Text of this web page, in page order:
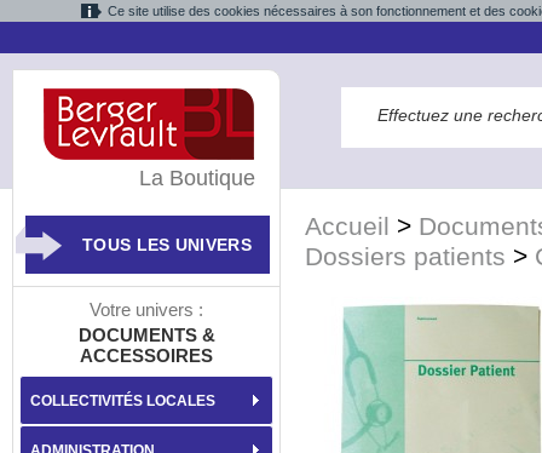
Ce site utilise des cookies nécessaires à son fonctionnement et des
Accueil >
Dossiers patients >
La Boutique
TOUS LES UNIVERS
Votre univers :
DOCUMENTS &
ACCESSOIRES
COLLECTIVITÉS LOCALES